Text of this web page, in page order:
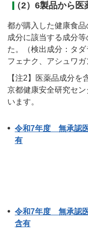
（2）6製品から
都が購入した健康食
成分に該当する成分
た。（検出成分：タ
フェナク、アシュワガ
【注2】医薬品成分
京都健康安全研究セ
います。
令和7年度 無承認
有
令和7年度 無承認
含有